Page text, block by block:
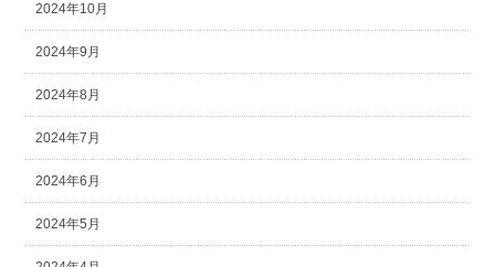
2024年10月
2024年9月
2024年8月
2024年7月
2024年6月
2024年5月